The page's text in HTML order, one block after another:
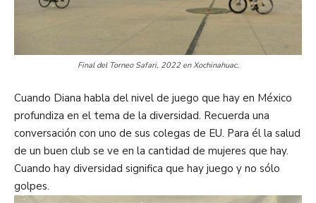
Final del Torneo Safari, 2022 en Xochinahuac.
Cuando Diana habla del nivel de juego que hay en México
profundiza en el tema de la diversidad. Recuerda una
conversación con uno de sus colegas de EU. Para él la salud
de un buen club se ve en la cantidad de mujeres que hay.
Cuando hay diversidad significa que hay juego y no sólo
golpes.